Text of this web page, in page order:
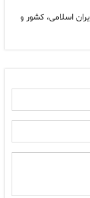
اسلامی، کشور و